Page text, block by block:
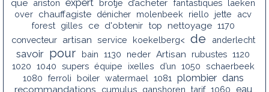
que ariston expert brotje d’acheter fantastiques laeken
over chauffagiste dénicher molenbeek riello jette
acv
forest
gilles ce d'obtenir top nettoyage 1170
convecteur
artisan service koekelberg< de anderlecht
savoir pour bain 1130 neder Artisan rubustes 1120
1020 1040 supers équipe ixelles d’un 1050 schaerbeek
1080 ferroli boiler watermael 1081 plombier dans
recommandations cumulus ganshoren tarif 1060 eau